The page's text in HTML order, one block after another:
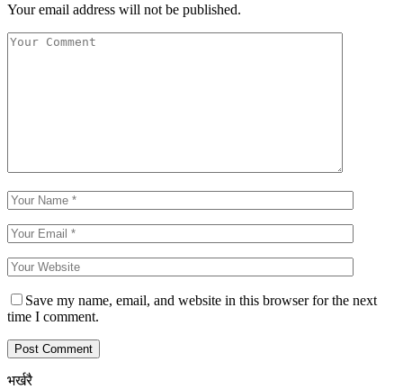
Your email address will not be published.
Save my name, email, and website in this browser for the next
time I comment.
भर्खरै